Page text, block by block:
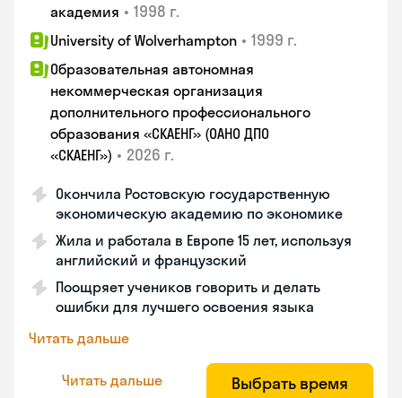
академия • 1998 г.
University of Wolverhampton • 1999 г.
Образовательная автономная
некоммерческая организация
дополнительного профессионального
образования «СКАЕНГ» (ОАНО ДПО
«СКАЕНГ») • 2026 г.
Окончила Ростовскую государственную
экономическую академию по экономике
Жила и работала в Европе 15 лет, используя
английский и французский
Поощряет учеников говорить и делать
ошибки для лучшего освоения языка
Читать дальше
Читать дальше Выбрать время